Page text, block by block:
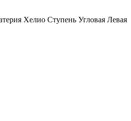
Хелио Ступень Угловая Левая